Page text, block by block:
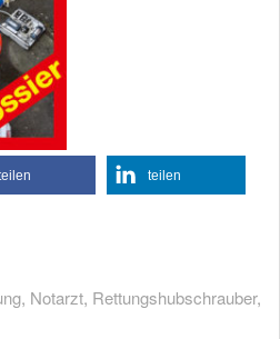
teilen
, Notarzt, Rettungshubschrauber,